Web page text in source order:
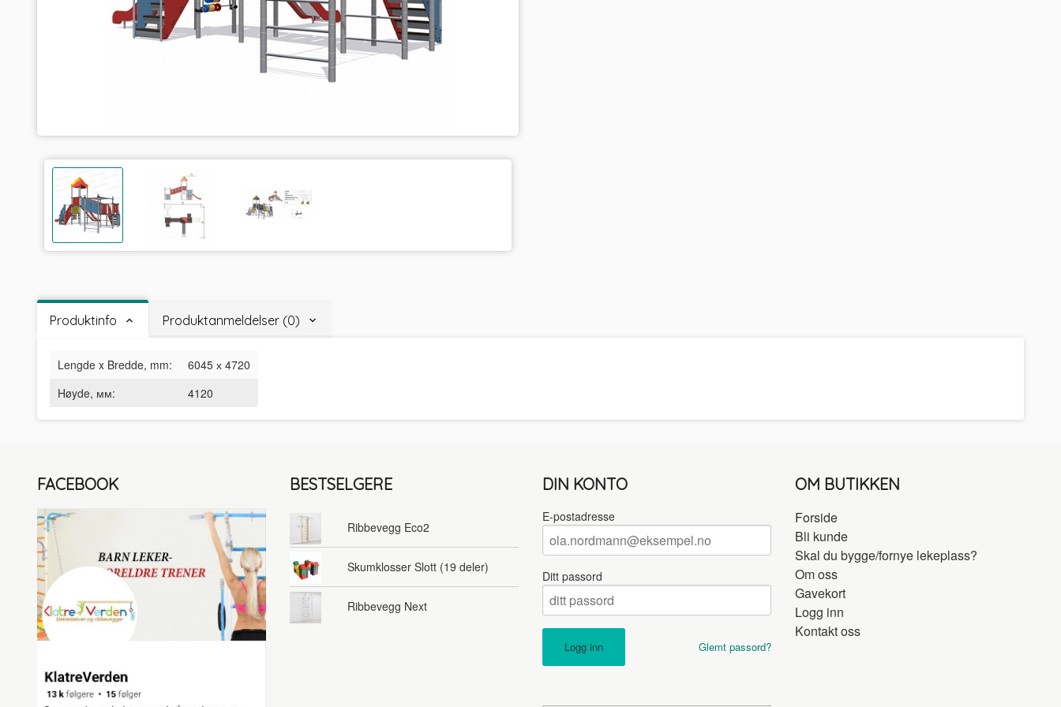
Produktinfo Produktanmeldelser (0)
Lengde x Bredde, mm:
6045 х 4720
Høyde, мм:
4120
FACEBOOK BESTSELGERE
Ribbevegg Eco2
Skumklosser Slott (19 deler)
Ribbevegg Next
DIN KONTO
E-postadresse
Ditt passord
Glemt passord?
OM BUTIKKEN
Forside
Bli kunde
Skal du bygge/fornye lekeplass?
Om oss
Gavekort
Logg inn
Kontakt oss